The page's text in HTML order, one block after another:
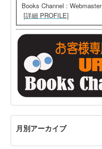
Books Channel : Webmaster
[詳細 PROFILE]
月別アーカイブ